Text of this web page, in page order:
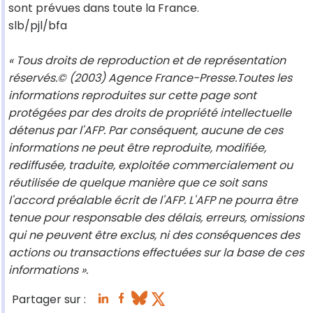
sont prévues dans toute la France.
slb/pjl/bfa
« Tous droits de reproduction et de représentation
réservés.© (2003) Agence France-Presse.Toutes les
informations reproduites sur cette page sont
protégées par des droits de propriété intellectuelle
détenus par l'AFP. Par conséquent, aucune de ces
informations ne peut être reproduite, modifiée,
rediffusée, traduite, exploitée commercialement ou
réutilisée de quelque manière que ce soit sans
l'accord préalable écrit de l'AFP. L'AFP ne pourra être
tenue pour responsable des délais, erreurs, omissions
qui ne peuvent être exclus, ni des conséquences des
actions ou transactions effectuées sur la base de ces
informations ».
Partager sur :